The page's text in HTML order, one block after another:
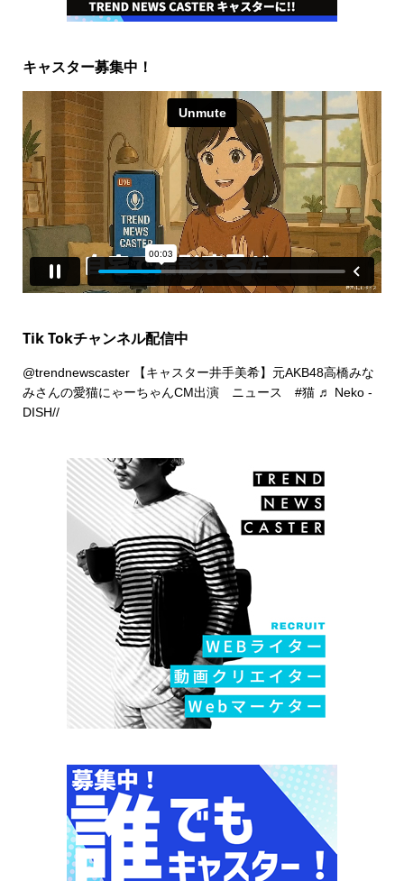
キャスター募集中！
Tik Tokチャンネル配信中
@trendnewscaster【キャスター井手美希】元AKB48高橋みな
みさんの愛猫にゃーちゃんCM出演 ニュース #猫 ♬ Neko -
DISH//